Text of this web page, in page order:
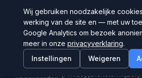
Postbus 802, 7400 AV Deventer
©
Algemene
Wij gebruiken noodzakelijke
werking van de site en — met uw
Google Analytics om bezoek
meer in onze privacyverklaring.
Instellingen
Weigeren